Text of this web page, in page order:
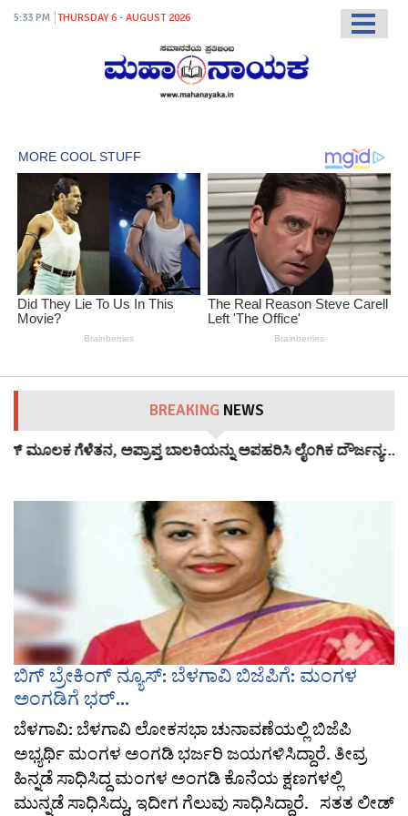
5:33 PM THURSDAY 6 - AUGUST 2026
BREAKING NEWS
ಗೆಳೆತನ, ಅಪ್ರಾಪ್ತ ಬಾಲಕಿಯನ್ನು ಅಪಹರಿಸಿ ಲೈಂಗಿಕ ದೌರ್ಜನ್ಯ:…
ಬಿಗ್ ಬ್ರೇಕಿಂಗ್ ನ್ಯೂಸ್: ಬೆಳಗಾವಿ ಬಿಜೆಪಿಗೆ: ಮಂಗಳ
ಅಂಗಡಿಗೆ ಭರ್...
ಬೆಳಗಾವಿ: ಬೆಳಗಾವಿ ಲೋಕಸಭಾ ಚುನಾವಣೆಯಲ್ಲಿ ಬಿಜೆಪಿ
ಅಭ್ಯರ್ಥಿ ಮಂಗಳ ಅಂಗಡಿ ಭರ್ಜರಿ ಜಯಗಳಿಸಿದ್ದಾರೆ. ತೀವ್ರ
ಹಿನ್ನಡೆ ಸಾಧಿಸಿದ್ದ ಮಂಗಳ ಅಂಗಡಿ ಕೊನೆಯ ಕ್ಷಣಗಳಲ್ಲಿ
ಮುನ್ನಡೆ ಸಾಧಿಸಿದ್ದು, ಇದೀಗ ಗೆಲುವು ಸಾಧಿಸಿದ್ದಾರೆ. ಸತತ ಲೀಡ್